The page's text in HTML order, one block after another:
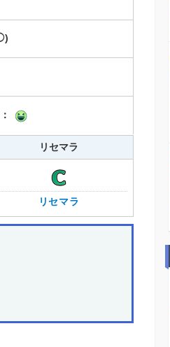
リセマラ
リセマラ